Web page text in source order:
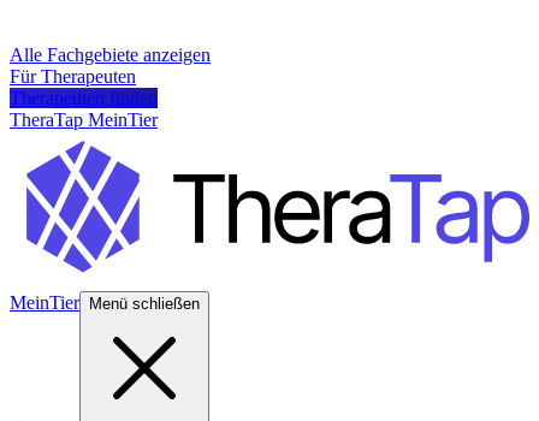
Alle Fachgebiete anzeigen
Für Therapeuten
Therapeuten finden
TheraTap MeinTier
MeinTier Menü schließen